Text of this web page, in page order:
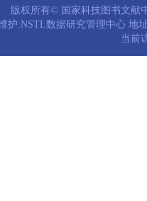
版权所有© 国家科技图书文献
护:NSTL数据研究管理中心 地
当前